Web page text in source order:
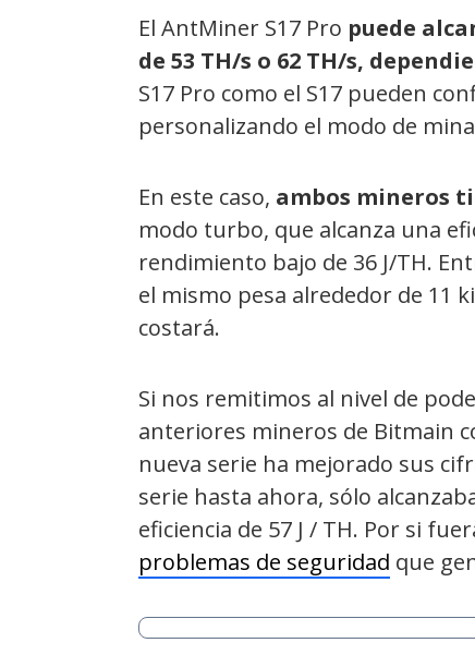
El AntMiner S17 Pro puede
de 53 TH/s o 62 TH/s,
S17 Pro como el S17 pueden
personalizando el modo de
En este caso, ambos mineros
modo turbo, que alcanza una
rendimiento bajo de 36 J/TH.
el mismo pesa alrededor de 11
costará.
Si nos remitimos al nivel de
anteriores mineros de Bitmain
nueva serie ha mejorado sus
serie hasta ahora, sólo
eficiencia de 57 J / TH. Por si
problemas de seguridad que